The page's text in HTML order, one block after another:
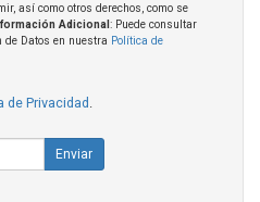
así como otros derechos, como se
Adicional : Puede consultar
de Datos en nuestra Política de
de Privacidad
Enviar